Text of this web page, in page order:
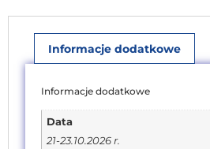
Informacje dodatkowe
Informacje dodatkowe
Data
21-23.10.2026 r.